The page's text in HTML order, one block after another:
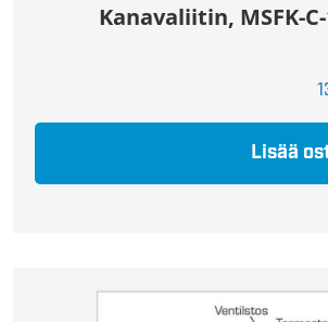
Kanavaliitin, MSFK-
Lisää